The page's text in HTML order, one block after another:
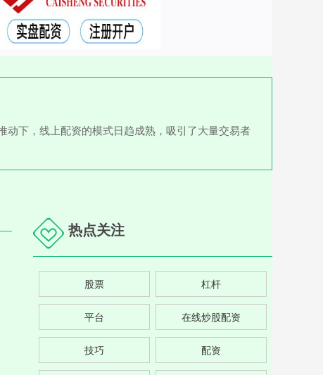
下，线上配资的模式日趋成熟，吸引了大量交易者
热点关注
股票 杠杆
平台 在线炒股配资
技巧 配资